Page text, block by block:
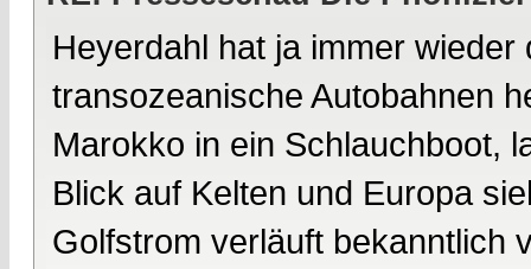
Heyerdahl hat ja immer
transozeanische Autobahnen
Marokko in ein Schlauchboot,
Blick auf Kelten und Europa
Golfstrom verläuft bekanntlich